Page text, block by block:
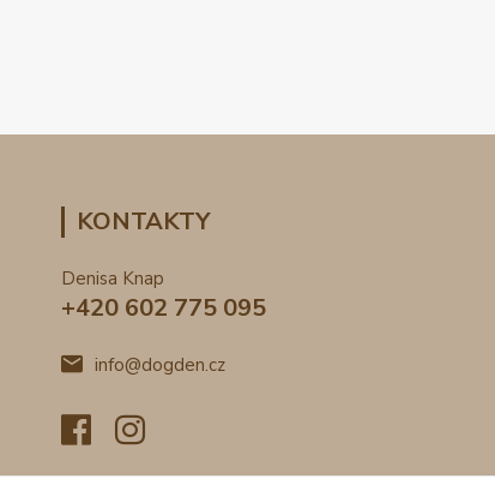
KONTAKTY
Denisa Knap
+420 602 775 095
info@dogden.cz